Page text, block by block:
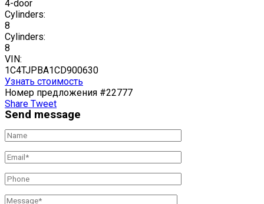
4-door
Cylinders:
8
Cylinders:
8
VIN:
1C4TJPBA1CD900630
Узнать стоимость
Номер предложения #22777
Share Tweet
Send message